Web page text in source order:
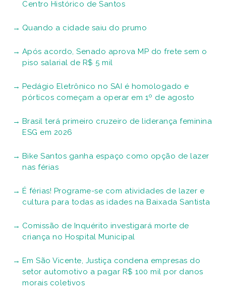
Centro Histórico de Santos
Quando a cidade saiu do prumo
Após acordo, Senado aprova MP do frete sem o
piso salarial de R$ 5 mil
Pedágio Eletrônico no SAI é homologado e
pórticos começam a operar em 1º de agosto
Brasil terá primeiro cruzeiro de liderança feminina
ESG em 2026
Bike Santos ganha espaço como opção de lazer
nas férias
É férias! Programe-se com atividades de lazer e
cultura para todas as idades na Baixada Santista
Comissão de Inquérito investigará morte de
criança no Hospital Municipal
Em São Vicente, Justiça condena empresas do
setor automotivo a pagar R$ 100 mil por danos
morais coletivos